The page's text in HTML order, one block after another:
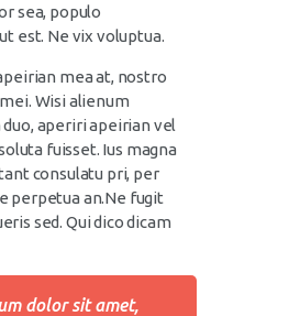
sea, populo
est. Ne vix voluptua.
mea at, nostro
Wisi alienum
aperiri apeirian vel
fuisset. Ius magna
consulatu pri, per
perpetua an.Ne fugit
sed. Qui dico dicam
dolor sit amet,